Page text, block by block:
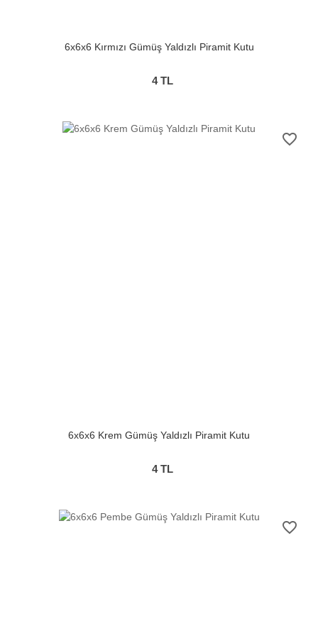
6x6x6 Kırmızı Gümüş Yaldızlı Piramit Kutu
4TL
favorite_border
6x6x6 Krem Gümüş Yaldızlı Piramit Kutu
4TL
favorite_border